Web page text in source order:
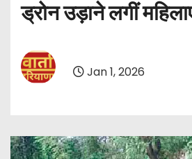
ड्रोन उड़ाने लगीं
Jan 1, 2026